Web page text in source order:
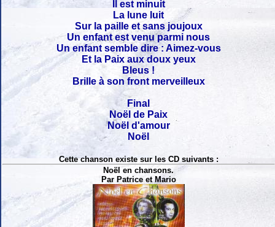
Il est minuit
La lune luit
Sur la paille et sans joujoux
Un enfant est venu parmi nous
Un enfant semble dire : Aimez-vous
Et la Paix aux doux yeux
Bleus !
Brille à son front merveilleux
Final
Noël de Paix
Noël d'amour
Noël
Cette chanson existe sur les CD suivants :
Noël en chansons.
Par Patrice et Mario